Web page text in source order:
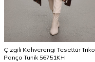
Çizgili Kahverengi Tesettür Triko
Panço Tunik 56751KH